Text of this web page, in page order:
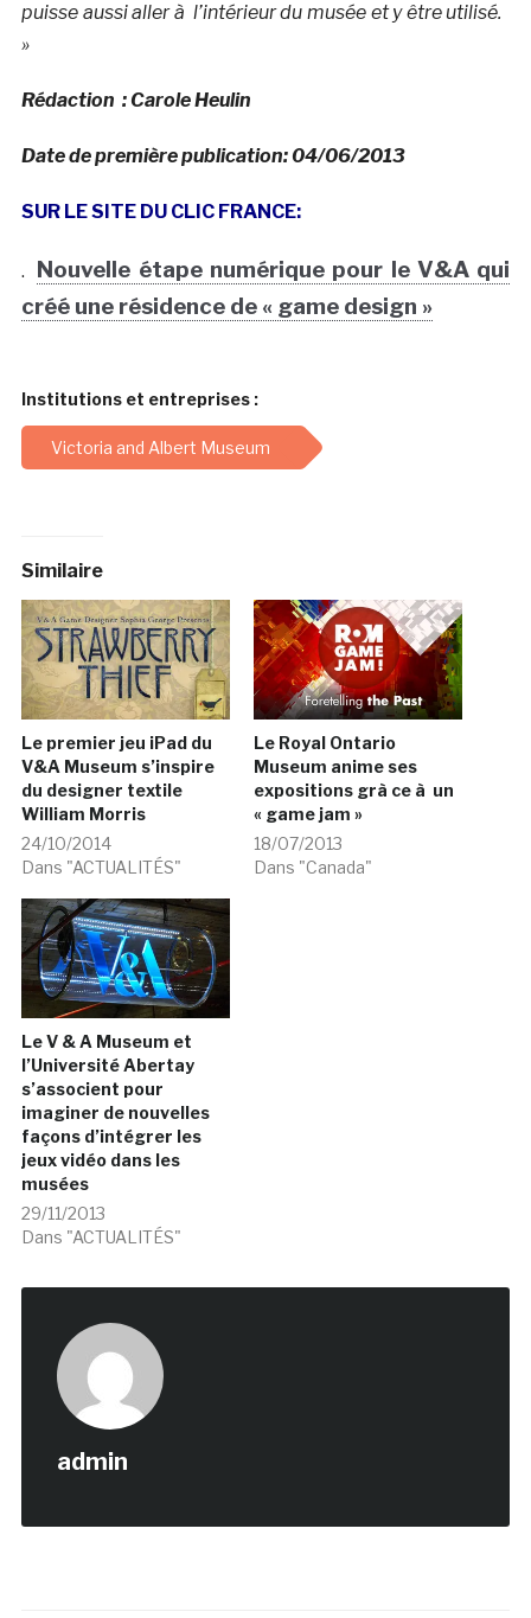
puisse aussi aller à l’intérieur du musée et y être utilisé.
»
Rédaction : Carole Heulin
Date de première publication: 04/06/2013
SUR LE SITE DU CLIC FRANCE:
. Nouvelle étape numérique pour le V&A qui
créé une résidence de « game design »
Institutions et entreprises :
Victoria and Albert Museum
Similaire
Le premier jeu iPad du
V&A Museum s’inspire
du designer textile
William Morris
24/10/2014
Dans "ACTUALITÉS"
Le Royal Ontario
Museum anime ses
expositions grà ce à un
« game jam »
18/07/2013
Dans "Canada"
Le V & A Museum et
l’Université Abertay
s’associent pour
imaginer de nouvelles
façons d’intégrer les
jeux vidéo dans les
musées
29/11/2013
Dans "ACTUALITÉS"
admin